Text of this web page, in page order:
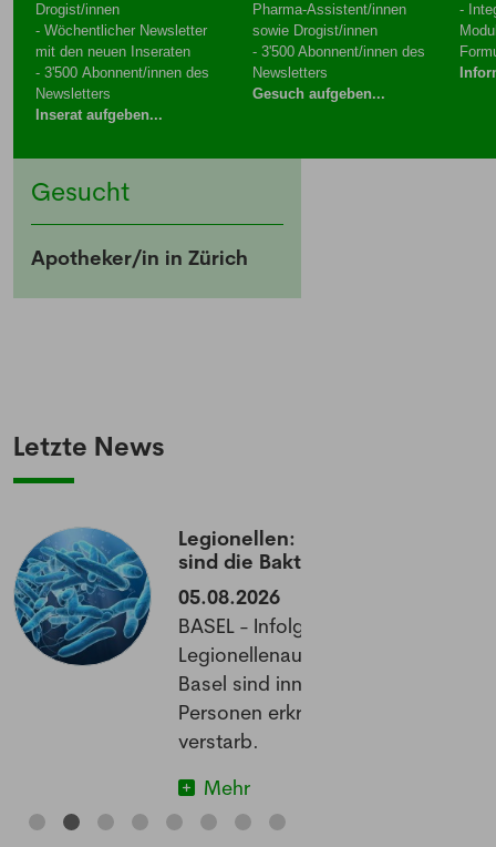
Drogist/innen
- Wöchentlicher Newsletter
mit den neuen Inseraten
- 3'500 Abonnent/innen des
Newsletters
Inserat aufgeben...
Pharma-Assistent/innen
sowie Drogist/innen
- 3'500 Abonnent/innen des
Newsletters
Gesuch aufgeben...
-
Gesucht
Apotheker/in in Zürich
Letzte News
Legionellen: Wie gefährlich
sind die Bakterien wirklich?
05.08.2026
BASEL - Infolge eines
Legionellenausbruchs im Raum
Basel sind innert zwei Wochen 26
Personen erkrankt, eine davon
verstarb.
Mehr
NEWSLETTER